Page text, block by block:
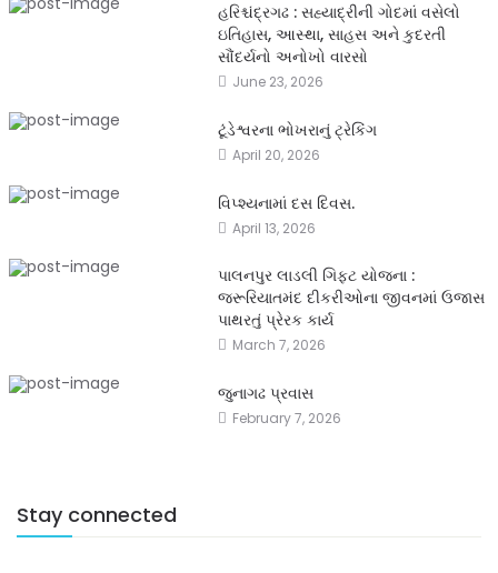
હરિશ્ચંદ્રગઢ : સહ્યાદ્રીની ગોદમાં વસેલો
ઇતિહાસ, આસ્થા, સાહસ અને કુદરતી
સૌંદર્યનો અનોખો વારસો
June 23, 2026
ટૂંડેશ્વરના ભોખરાનું ટ્રેકિંગ
April 20, 2026
વિપ્શ્યનામાં દસ દિવસ.
April 13, 2026
પાલનપુર લાડલી ગિફ્ટ યોજના :
જરૂરિયાતમંદ દીકરીઓના જીવનમાં ઉજાસ
પાથરતું પ્રેરક કાર્ય
March 7, 2026
જુનાગઢ પ્રવાસ
February 7, 2026
Stay connected